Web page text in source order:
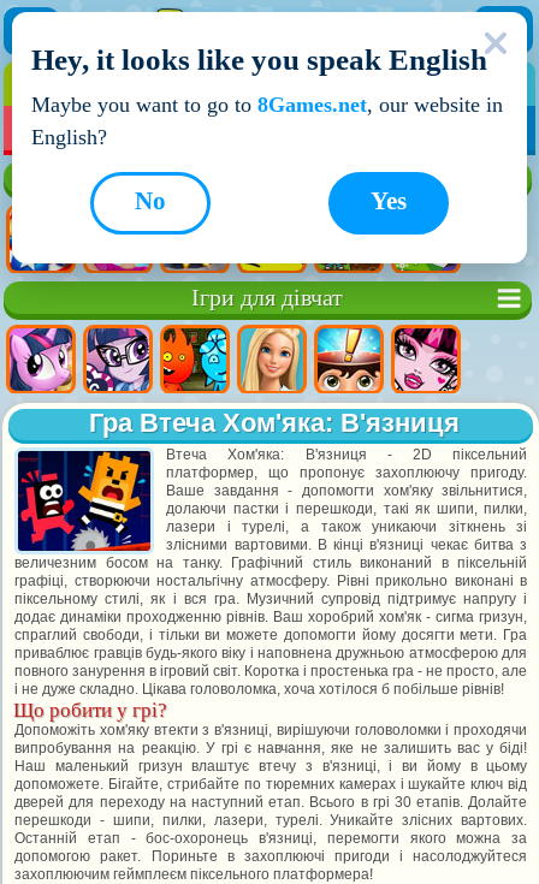
НОВІ ІГРИ
Ігри для дівчат
Гра Втеча Хом'яка: В'язниця
Втеча Хом'яка: В'язниця - 2D піксельний
платформер, що пропонує захоплюючу пригоду.
Ваше завдання - допомогти хом'яку звільнитися,
долаючи пастки і перешкоди, такі як шипи, пилки,
лазери і турелі, а також уникаючи зіткнень зі
злісними вартовими. В кінці в'язниці чекає битва з
величезним босом на танку. Графічний стиль виконаний в піксельній
графіці, створюючи ностальгічну атмосферу. Рівні прикольно виконані в
піксельному стилі, як і вся гра. Музичний супровід підтримує напругу і
додає динаміки проходженню рівнів. Ваш хоробрий хом'як - сигма гризун,
спраглий свободи, і тільки ви можете допомогти йому досягти мети. Гра
приваблює гравців будь-якого віку і наповнена дружньою атмосферою для
повного занурення в ігровий світ. Коротка і простенька гра - не просто, але
і не дуже складно. Цікава головоломка, хоча хотілося б побільше рівнів!
Що робити у грі?
Допоможіть хом'яку втекти з в'язниці, вирішуючи головоломки і проходячи
випробування на реакцію. У грі є навчання, яке не залишить вас у біді!
Наш маленький гризун влаштує втечу з в'язниці, і ви йому в цьому
допоможете. Бігайте, стрибайте по тюремних камерах і шукайте ключ від
дверей для переходу на наступний етап. Всього в грі 30 етапів. Долайте
перешкоди - шипи, пилки, лазери, турелі. Уникайте злісних вартових.
Останній етап - бос-охоронець в'язниці, перемогти якого можна за
допомогою ракет. Пориньте в захоплюючі пригоди і насолоджуйтеся
захоплюючим геймплеєм піксельного платформера!
Hey, it looks like you speak English
Maybe you want to go to 8Games.net, our website in
English?
Yes
No